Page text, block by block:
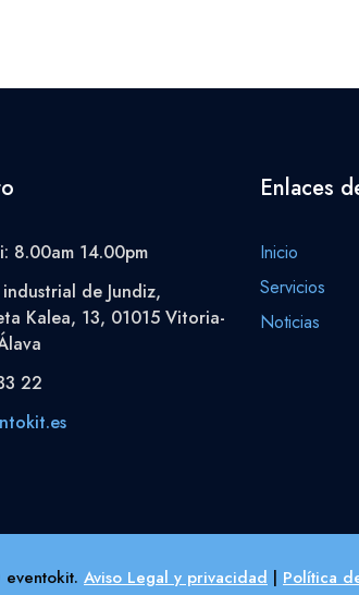
8.00am 14.00pm
de Jundiz,
Kalea, 13, 01015 Vitoria-
22
Enlaces
Inicio
Servicios
Noticias
Aviso Legal y privacidad | Política